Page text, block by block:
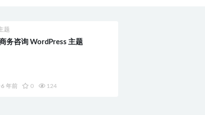
题
务咨询 WordPress 主题
6 年前 0 124